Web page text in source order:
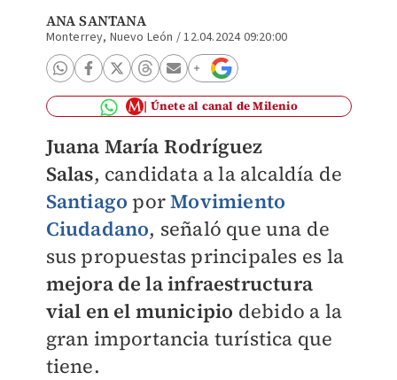
ANA SANTANA
Monterrey, Nuevo León /12.04.2024 09:20:00
Únete al canal de Milenio
Juana María Rodríguez
Salas, candidata a la alcaldía de
Santiago porMovimiento
Ciudadano, señaló que una de
sus propuestas principales es la
mejora de la infraestructura
vial en el municipio debido a la
gran importancia turística que
tiene.